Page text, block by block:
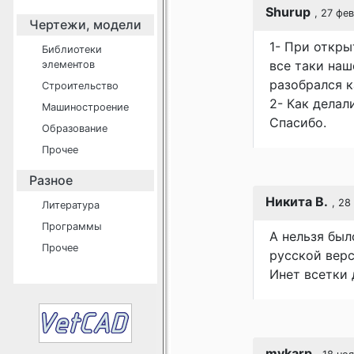
Чертежи, модели
Библиотеки
элементов
Строительство
Машиностроение
Образование
Прочее
Разное
Литература
Программы
Прочее
Shurup , 27
1- При
все таки
разобрался
2- Как
Спасибо.
Никита В. , 28
А нельзя
русской
Инет всетки